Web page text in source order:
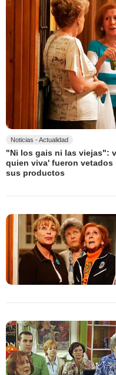
Noticias - Actualidad
"Ni los gais ni las viejas":
quien viva' fueron vetados
sus productos